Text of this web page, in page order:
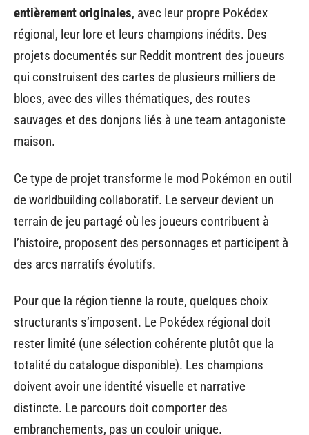
entièrement originales, avec leur propre Pokédex
régional, leur lore et leurs champions inédits. Des
projets documentés sur Reddit montrent des joueurs
qui construisent des cartes de plusieurs milliers de
blocs, avec des villes thématiques, des routes
sauvages et des donjons liés à une team antagoniste
maison.
Ce type de projet transforme le mod Pokémon en outil
de worldbuilding collaboratif. Le serveur devient un
terrain de jeu partagé où les joueurs contribuent à
l’histoire, proposent des personnages et participent à
des arcs narratifs évolutifs.
Pour que la région tienne la route, quelques choix
structurants s’imposent. Le Pokédex régional doit
rester limité (une sélection cohérente plutôt que la
totalité du catalogue disponible). Les champions
doivent avoir une identité visuelle et narrative
distincte. Le parcours doit comporter des
embranchements, pas un couloir unique.